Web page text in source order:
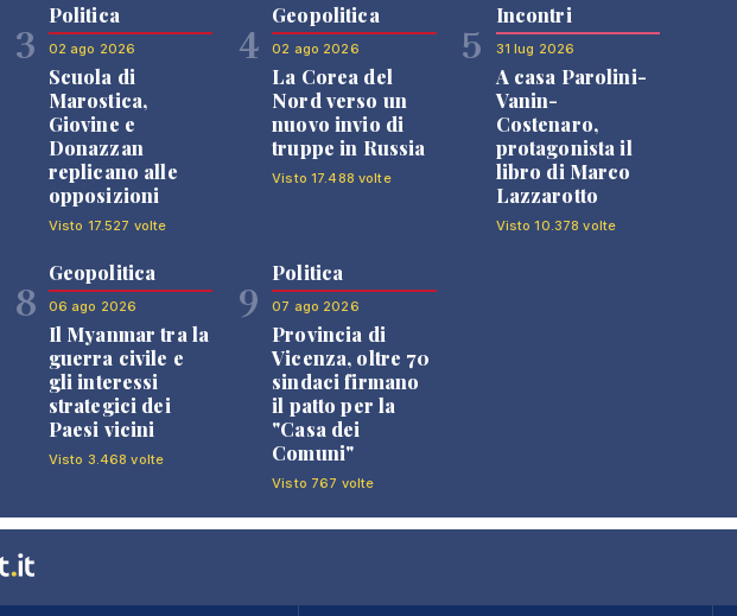
3
Politica
02 ago 2026
Scuola di
Marostica,
Giovine e
Donazzan
replicano alle
opposizioni
Visto 17.527 volte
4
Geopolitica
02 ago 2026
La Corea del
Nord verso un
nuovo invio di
truppe in Russia
Visto 17.488 volte
5
Incontri
31 lug 2026
A casa Parolini-
Vanin-
Costenaro,
protagonista il
libro di Marco
Lazzarotto
Visto 10.378 volte
8
Geopolitica
06 ago 2026
Il Myanmar tra la
guerra civile e
gli interessi
strategici dei
Paesi vicini
Visto 3.468 volte
9
Politica
07 ago 2026
Provincia di
Vicenza, oltre 70
sindaci firmano
il patto per la
"Casa dei
Comuni"
Visto 767 volte